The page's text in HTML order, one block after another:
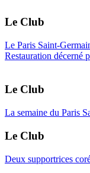
Le Club
Le Paris Saint-
Restauration décerné
Le Club
La semaine du Paris
Le Club
Deux supportrices